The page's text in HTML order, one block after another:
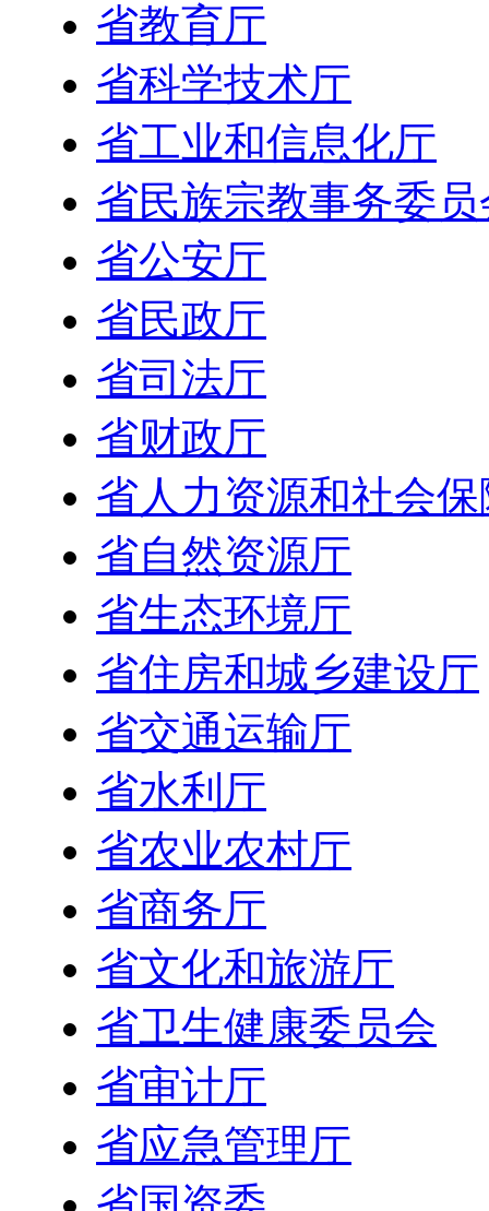
省教育厅
省科学技术厅
省工业和信息化厅
省民族宗教事务委员
省公安厅
省民政厅
省司法厅
省财政厅
省人力资源和社会
省自然资源厅
省生态环境厅
省住房和城乡建设厅
省交通运输厅
省水利厅
省农业农村厅
省商务厅
省文化和旅游厅
省卫生健康委员会
省审计厅
省应急管理厅